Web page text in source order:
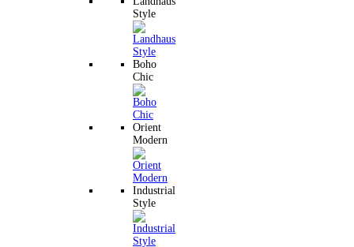
Style
Boho
Chic
Orient
Modern
Industrial
Style